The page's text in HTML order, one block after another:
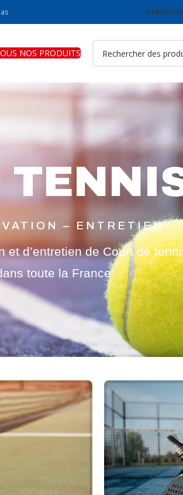
A PROPOS
NOS PRODUITS
– ENTRETIEN
d’entretien de Court de
toute la France